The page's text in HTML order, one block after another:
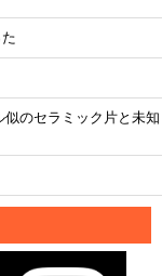
似のセラミック片と未知